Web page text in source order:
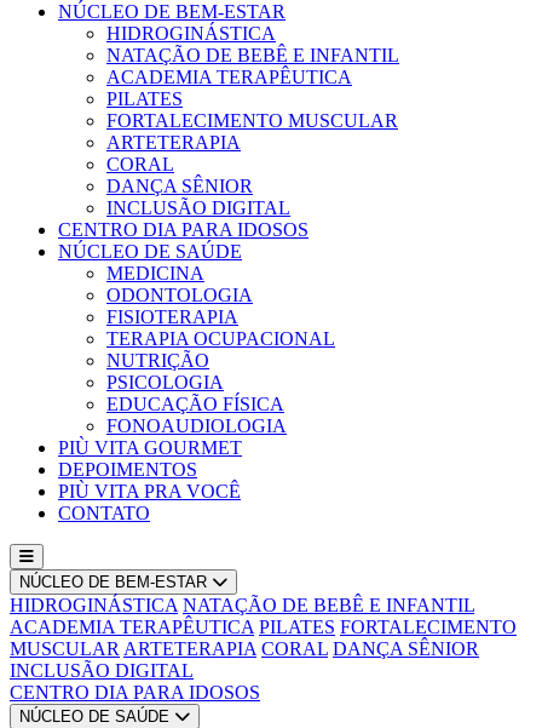
NÚCLEO DE BEM-ESTAR
HIDROGINÁSTICA
NATAÇÃO DE BEBÊ E INFANTIL
ACADEMIA TERAPÊUTICA
PILATES
FORTALECIMENTO MUSCULAR
ARTETERAPIA
CORAL
DANÇA SÊNIOR
INCLUSÃO DIGITAL
CENTRO DIA PARA IDOSOS
NÚCLEO DE SAÚDE
MEDICINA
ODONTOLOGIA
FISIOTERAPIA
TERAPIA OCUPACIONAL
NUTRIÇÃO
PSICOLOGIA
EDUCAÇÃO FÍSICA
FONOAUDIOLOGIA
PIÙ VITA GOURMET
DEPOIMENTOS
PIÙ VITA PRA VOCÊ
CONTATO
NÚCLEO DE BEM-ESTAR
HIDROGINÁSTICA NATAÇÃO DE BEBÊ E INFANTIL
ACADEMIA TERAPÊUTICA PILATES FORTALECIMENTO
MUSCULAR ARTETERAPIA CORAL DANÇA SÊNIOR
INCLUSÃO DIGITAL
CENTRO DIA PARA IDOSOS
NÚCLEO DE SAÚDE